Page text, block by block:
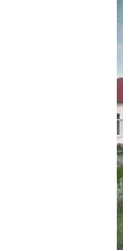
юнацькоï